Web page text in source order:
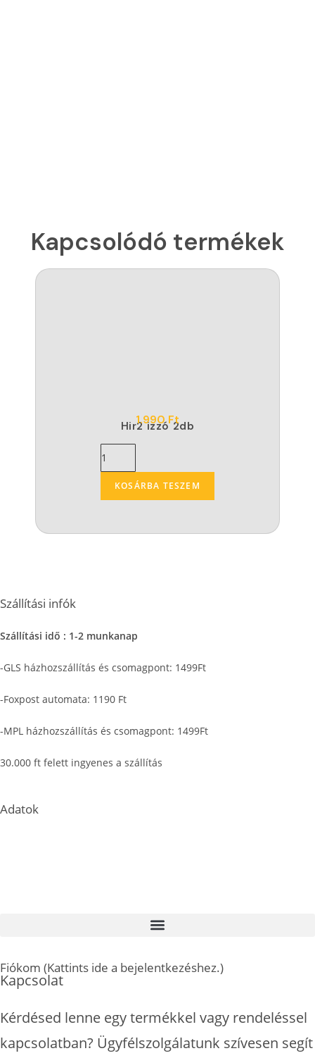
Kapcsolódó termékek
Hir2 izzó 2db
1.990Ft
KOSÁRBA TESZEM
Szállítási infók
Szállítási idő : 1-2 munkanap
-GLS házhozszállítás és csomagpont: 1499Ft
-Foxpost automata: 1190 Ft
-MPL házhozszállítás és csomagpont: 1499Ft
30.000 ft felett ingyenes a szállítás
Adatok
Fiókom (Kattints ide a bejelentkezéshez.)
Kapcsolat
Kérdésed lenne egy termékkel vagy rendeléssel
kapcsolatban? Ügyfélszolgálatunk szívesen segít